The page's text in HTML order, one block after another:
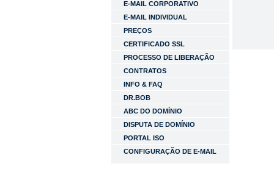
E-MAIL CORPORATIVO
E-MAIL INDIVIDUAL
PREÇOS
CERTIFICADO SSL
PROCESSO DE LIBERAÇÃO
CONTRATOS
INFO & FAQ
DR.BOB
ABC DO DOMÍNIO
DISPUTA DE DOMÍNIO
PORTAL ISO
CONFIGURAÇÃO DE E-MAIL